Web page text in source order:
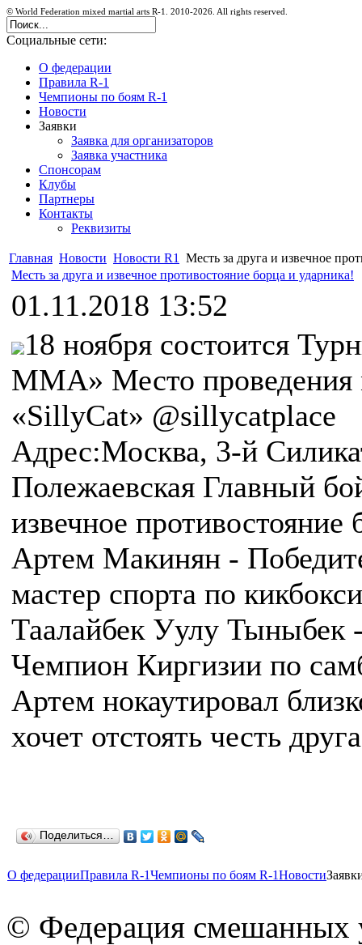
© World Federation mixed martial arts R-1. 2010-2026. All rights reserved.
Социальные сети:
О федерации
Правила R-1
Чемпионы по боям R-1
Новости
Заявки
Заявка для организаторов
Заявка участника
Спонсорам
Клубы
Партнеры
Контакты
Реквизиты
Главная Новости Новости R1
Месть за друга и извечное
Месть за друга и извечное противостояние борца и ударника!
01.11.2018 13:52
18 ноября состоится
MMA» Место проведения
«SillyCat» @sillycatplace
Адрес:Москва, 3-й
Полежаевская Главный
извечное противостояние
Артем Макинян -
мастер спорта по
Таалайбек Уулу Тыныбек
Чемпион Киргизии по
Артем нокаутировал
хочет отстоять честь
Поделиться…
О федерацииПравила R-1Чемпионы по боям R-1Новости
© Федерация смешанных